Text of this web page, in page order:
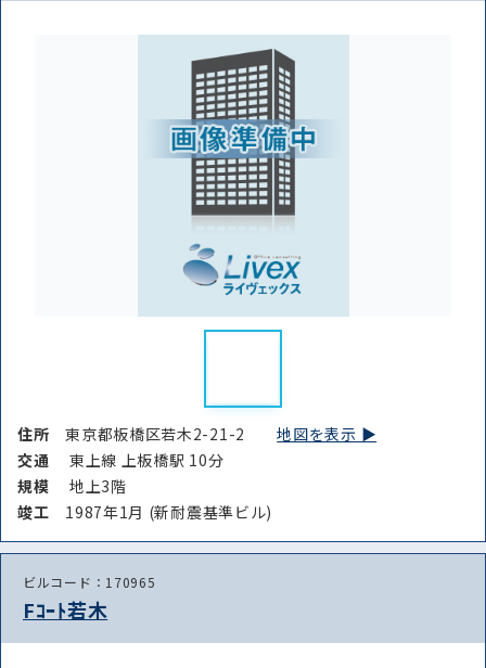
住所東京都板橋区若木2-21-2地図を表示 ▶︎
交通
東上線 上板橋駅 10分
規模
地上3階
竣⼯ 1987年1月 (新耐震基準ビル)
ビルコード：170965
Fｺｰﾄ若木